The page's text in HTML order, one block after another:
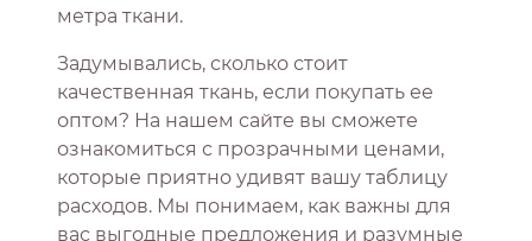
метра ткани.
Задумывались, сколько стоит
качественная ткань, если покупать ее
оптом? На нашем сайте вы сможете
ознакомиться с прозрачными ценами,
которые приятно удивят вашу таблицу
расходов. Мы понимаем, как важны для
вас выгодные предложения и разумные